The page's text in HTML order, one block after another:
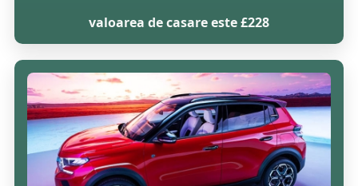
valoarea de casare este £228